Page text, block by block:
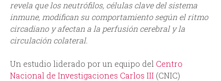
d
revela que los neutrófilos, células clave del sistema
inmune, modifican su comportamiento según el ritmo
circadiano y afectan a la perfusión cerebral y la
circulación colateral.
Un estudio liderado por un equipo del Centro
Nacional de Investigaciones Carlos III (CNIC)